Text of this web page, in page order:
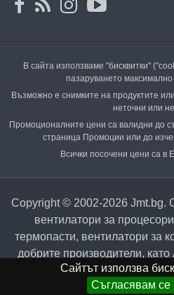
В сайта използваме "бисквитки"
пазаруването
Възможно е снимките на продуктите
неточни или
Промоционалните цени са валидни до
страница Промоции или до
Всички посочени цени са в
Copyright © 2002-2026 Jmt.bg.
вентилатори за
термопасти, вентилатори за
добрите производители,
Cooler Master,
Сайтът използва
Съгласявам